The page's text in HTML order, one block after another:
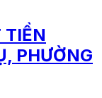
PHƯỜNG